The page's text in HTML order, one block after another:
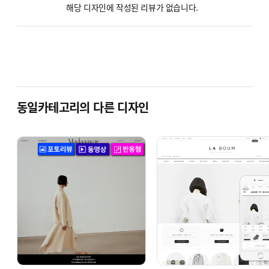
해당 디자인에 작성된 리뷰가 없습니다.
동일카테고리의 다른 디자인